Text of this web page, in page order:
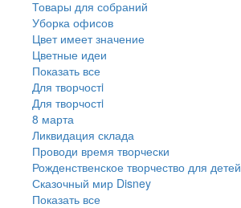
Товары для собраний
Уборка офисов
Цвет имеет значение
Цветные идеи
Показать все
Для творчостi
Для творчостi
8 марта
Ликвидация склада
Проводи время творчески
Рожденственское творчество для детей
Сказочный мир Disney
Показать все